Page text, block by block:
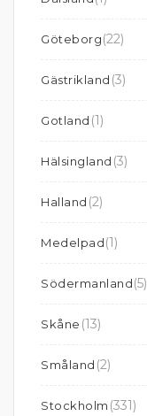
Göteborg(22)
Gästrikland (3)
Gotland (1)
Hälsingland (3)
Halland (2)
Medelpad(1)
Södermanland(5)
Skåne (13)
Småland (2)
Stockholm (331)